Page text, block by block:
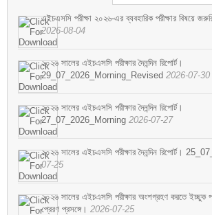
এইচএসসি পরীক্ষা ২০২৬-এর ব্যবহারিক পরীক্ষার বিষয়ে জরুরি
2026-08-04
২০২৬ সালের এইচএসসি পরীক্ষার দৈনন্দিন রিপোর্ট।
29_07_2026_Morning_Revised 2026-07-30
২০২৬ সালের এইচএসসি পরীক্ষার দৈনন্দিন রিপোর্ট।
27_07_2026_Morning 2026-07-27
২০২৬ সালের এইচএসসি পরীক্ষার দৈনন্দিন রিপোর্ট।
07-25
২০২৬ সালের এইচএসসি পরীক্ষার অংশগ্রহণ করতে ইচ্ছুক
প্রেরণ প্রসঙ্গে। 2026-07-25